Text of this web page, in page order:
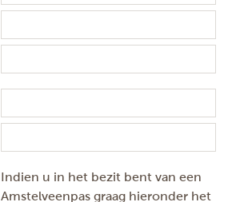
Indien u in het bezit bent van een
Amstelveenpas graag hieronder het